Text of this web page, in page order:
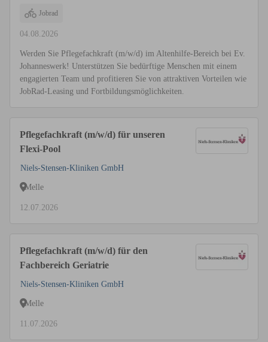
Jobrad
04.08.2026
Werden Sie Pflegefachkraft (m/w/d) im Altenhilfe-Bereich bei Ev.
Johanneswerk! Unterstützen Sie bedürftige Menschen mit einem
engagierten Team und profitieren Sie von attraktiven Vorteilen wie
JobRad-Leasing und Fortbildungsmöglichkeiten.
Pflegefachkraft (m/w/d) für unseren
Flexi-Pool
Niels-Stensen-Kliniken GmbH
Melle
12.07.2026
Pflegefachkraft (m/w/d) für den
Fachbereich Geriatrie
Niels-Stensen-Kliniken GmbH
Melle
11.07.2026